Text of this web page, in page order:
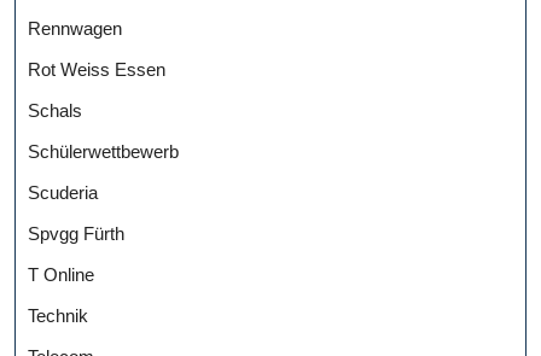
Rennwagen
Rot Weiss Essen
Schals
Schülerwettbewerb
Scuderia
Spvgg Fürth
T Online
Technik